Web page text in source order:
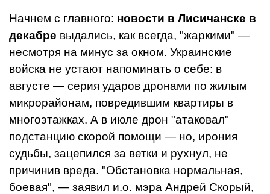
Начнем с главного: новости в Лисичанске в
декабре выдались, как всегда, "жаркими" —
несмотря на минус за окном. Украинские
войска не устают напоминать о себе: в
августе — серия ударов дронами по жилым
микрорайонам, повредившим квартиры в
многоэтажках. А в июле дрон "атаковал"
подстанцию скорой помощи — но, ирония
судьбы, зацепился за ветки и рухнул, не
причинив вреда. "Обстановка нормальная,
боевая", — заявил и.о. мэра Андрей Скорый,